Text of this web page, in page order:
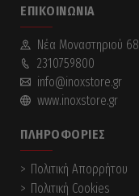
ΕΠΙΚΟΙΝΩΝΊΑ
Νέα Mοναστηριού
2310759800
info@inoxstore.gr
www.inoxstore.gr
ΠΛΗΡΟΦΟΡΊΕΣ
Πολιτική Απορρήτου
Πολιτική Cookies